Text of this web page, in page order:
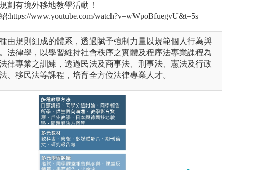
劃有境外移地教學活動！
:https://www.youtube.com/watch?v=wWpoBfuegvU&t=5s
由規則組成的體系，透過賦予強制力量以規範個人行為與
法律學，以學習維持社會秩序之實體及程序法專業課程為
律專業之訓練，透過民法及商事法、刑事法、憲法及行政
、移民法等課程，培育全方位法律專業人才。